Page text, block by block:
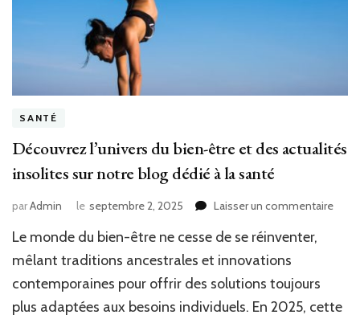
SANTÉ
Découvrez l’univers du bien-être et des actualités
insolites sur notre blog dédié à la santé
parAdmin le septembre 2, 2025 Laisser un commentairesur
et
Le monde du bien-être ne cesse de se réinventer,
mêlant traditions ancestrales et innovations
contemporaines pour offrir des solutions toujours
plus adaptées aux besoins individuels. En 2025, cette